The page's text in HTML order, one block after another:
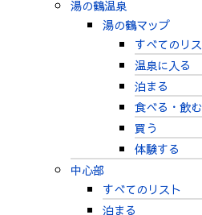
湯の鶴温泉
湯の鶴マップ
すべてのリ
温泉に入る
泊まる
食べる・飲む
買う
体験する
中心部
すべてのリスト
泊まる